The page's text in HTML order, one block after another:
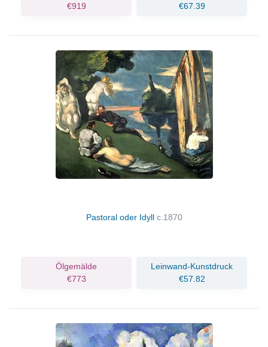
€919
€67.39
Pastoral oder Idyll c.1870
Ölgemälde
€773
Leinwand-Kunstdruck
€57.82